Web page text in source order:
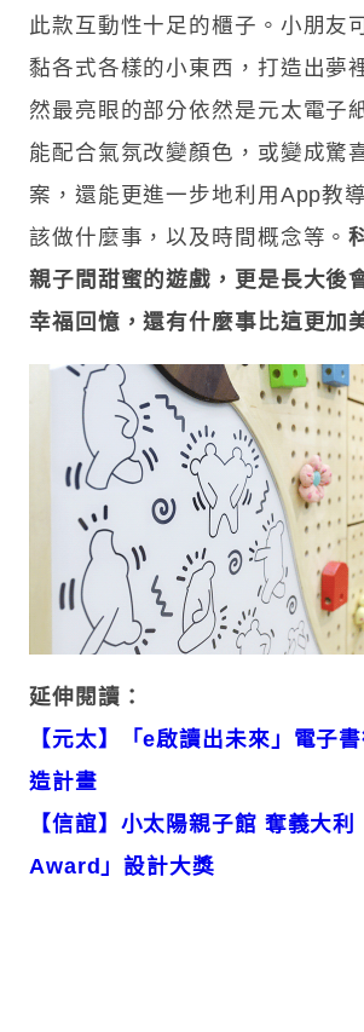
此款互動性十足的櫃子。小朋友
黏各式各樣的小東西，打造出夢
然最亮眼的部分依然是元太電子
能配合氣氛改變顏色，或變成驚
案，還能更進一步地利用App教
該做什麼事，以及時間概念等。
親子間甜蜜的遊戲，更是長大後
幸福回憶，還有什麼事比這更加
延伸閱讀：
【元太】「e啟讀出未來」電子
造計畫
【信誼】小太陽親子館 奪義大
Award」設計大獎